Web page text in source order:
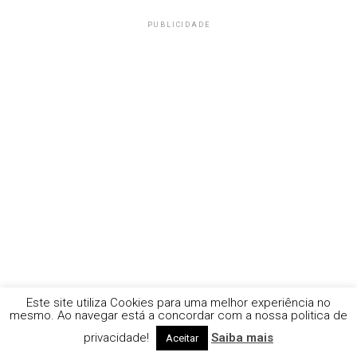
PUBLICIDADE
Este site utiliza Cookies para uma melhor experiência no
mesmo. Ao navegar está a concordar com a nossa politica de
privacidade!
Aceitar Saiba mais